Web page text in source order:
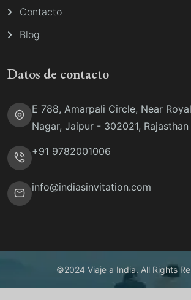
Contacto
Blog
Datos de contacto
E 788, Amarpali Circle, Near
Nagar, Jaipur - 302021, Rajasthan
+91 9782001006
info@indiasinvitation.com
©2024 Viaje a India. All Rights